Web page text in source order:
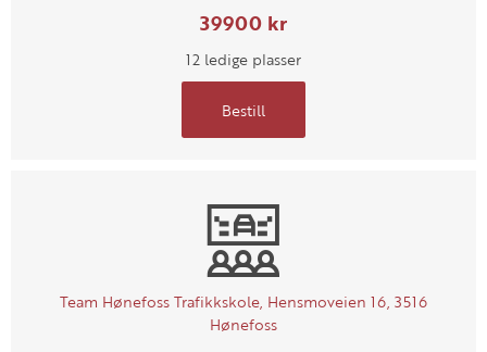
39900 kr
12 ledige plasser
Bestill
Team Hønefoss Trafikkskole, Hensmoveien 16, 3516
Hønefoss